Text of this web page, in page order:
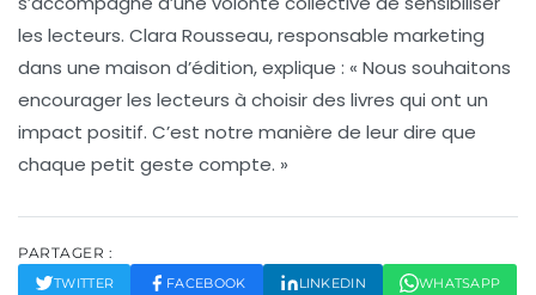
les lecteurs. Clara Rousseau, responsable marketing
dans une maison d’édition, explique : « Nous souhaitons
encourager les lecteurs à choisir des livres qui ont un
impact positif. C’est notre manière de leur dire que
chaque petit geste compte. »
PARTAGER :
TWITTER FACEBOOK LINKEDIN WHATSAPP